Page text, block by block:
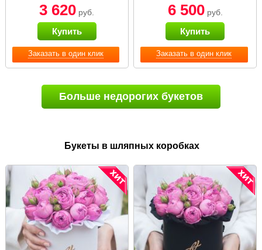
Заказать в один клик
3 620 руб.
Купить
Заказать в один клик
6 500руб.
Купить
Больше недорогих букетов
Букеты в шляпных коробках